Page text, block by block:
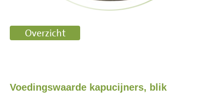
Voedingswaarde kapucijners, blik